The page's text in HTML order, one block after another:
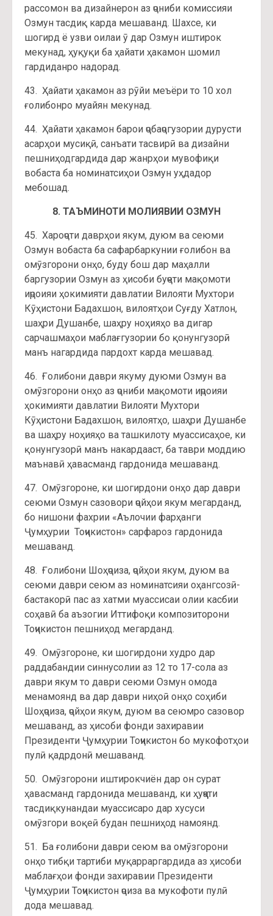
рассомон ва дизайнерон аз ҷониби комиссияи
Озмун тасдиқ карда мешаванд. Шахсе, ки
шогирд ё узви оилаи ӯ дар Озмун иштирок
мекунад, ҳуқуқи ба ҳайати ҳакамон шомил
гардиданро надорад.
43. Ҳайати ҳакамон аз рӯйи меъёри то 10 хол
ғолибонро муайян мекунад.
44. Ҳайати ҳакамон барои ҷобаҷогузории дурусти
асарҳои мусиқӣ, санъати тасвирӣ ва дизайни
пешниҳодгардида дар жанрҳои мувофиқи
вобаста ба номинатсиҳои Озмун уҳдадор
мебошад.
8. ТАЪМИНОТИ МОЛИЯВИИ ОЗМУН
45. Хароҷоти даврҳои якум, дуюм ва сеюми
Озмун вобаста ба сафарбаркунии ғолибон ва
омӯзгорони онҳо, буду бош дар маҳалли
баргузории Озмун аз ҳисоби буҷети мақомоти
иҷроияи ҳокимияти давлатии Вилояти Мухтори
Кӯҳистони Бадахшон, вилоятҳои Суғду Хатлон,
шаҳри Душанбе, шаҳру ноҳияҳо ва дигар
сарчашмаҳои маблағгузории бо қонунгузорӣ
манъ нагардида пардохт карда мешавад.
46. Ғолибони даври якуму дуюми Озмун ва
омӯзгорони онҳо аз ҷониби мақомоти иҷроияи
ҳокимияти давлатии Вилояти Мухтори
Кӯҳистони Бадахшон, вилоятҳо, шаҳри Душанбе
ва шаҳру ноҳияҳо ва ташкилоту муассисаҳое, ки
қонунгузорӣ манъ накардааст, ба таври моддию
маънавӣ ҳавасманд гардонида мешаванд.
47. Омӯзгороне, ки шогирдони онҳо дар даври
сеюми Озмун сазовори ҷойҳои якум мегарданд,
бо нишони фахрии «Аълочии фарҳанги
Ҷумҳурии Тоҷикистон» сарфароз гардонида
мешаванд.
48. Ғолибони Шоҳҷоиза, ҷойҳои якум, дуюм ва
сеюми даври сеюм аз номинатсияи оҳангсозӣ-
бастакорӣ пас аз хатми муассисаи олии касбии
соҳавӣ ба аъзогии Иттифоқи композиторони
Тоҷикистон пешниҳод мегарданд.
49. Омӯзгороне, ки шогирдони худро дар
раддабандии синнусолии аз 12 то 17-сола аз
даври якум то даври сеюми Озмун омода
менамоянд ва дар даври ниҳоӣ онҳо соҳиби
Шоҳҷоиза, ҷойҳои якум, дуюм ва сеюмро сазовор
мешаванд, аз ҳисоби фонди захиравии
Президенти Ҷумҳурии Тоҷикистон бо мукофотҳои
пулӣ қадрдонӣ мешаванд.
50. Омӯзгорони иштирокчиён дар он сурат
ҳавасманд гардонида мешаванд, ки ҳуҷҷати
тасдиқкунандаи муассисаро дар хусуси
омӯзгори воқеӣ будан пешниҳод намоянд.
51. Ба ғолибони даври сеюм ва омӯзгорони
онҳо тибқи тартиби муқарраргардида аз ҳисоби
маблағҳои фонди захиравии Президенти
Ҷумҳурии Тоҷикистон ҷоиза ва мукофоти пулӣ
дода мешавад.